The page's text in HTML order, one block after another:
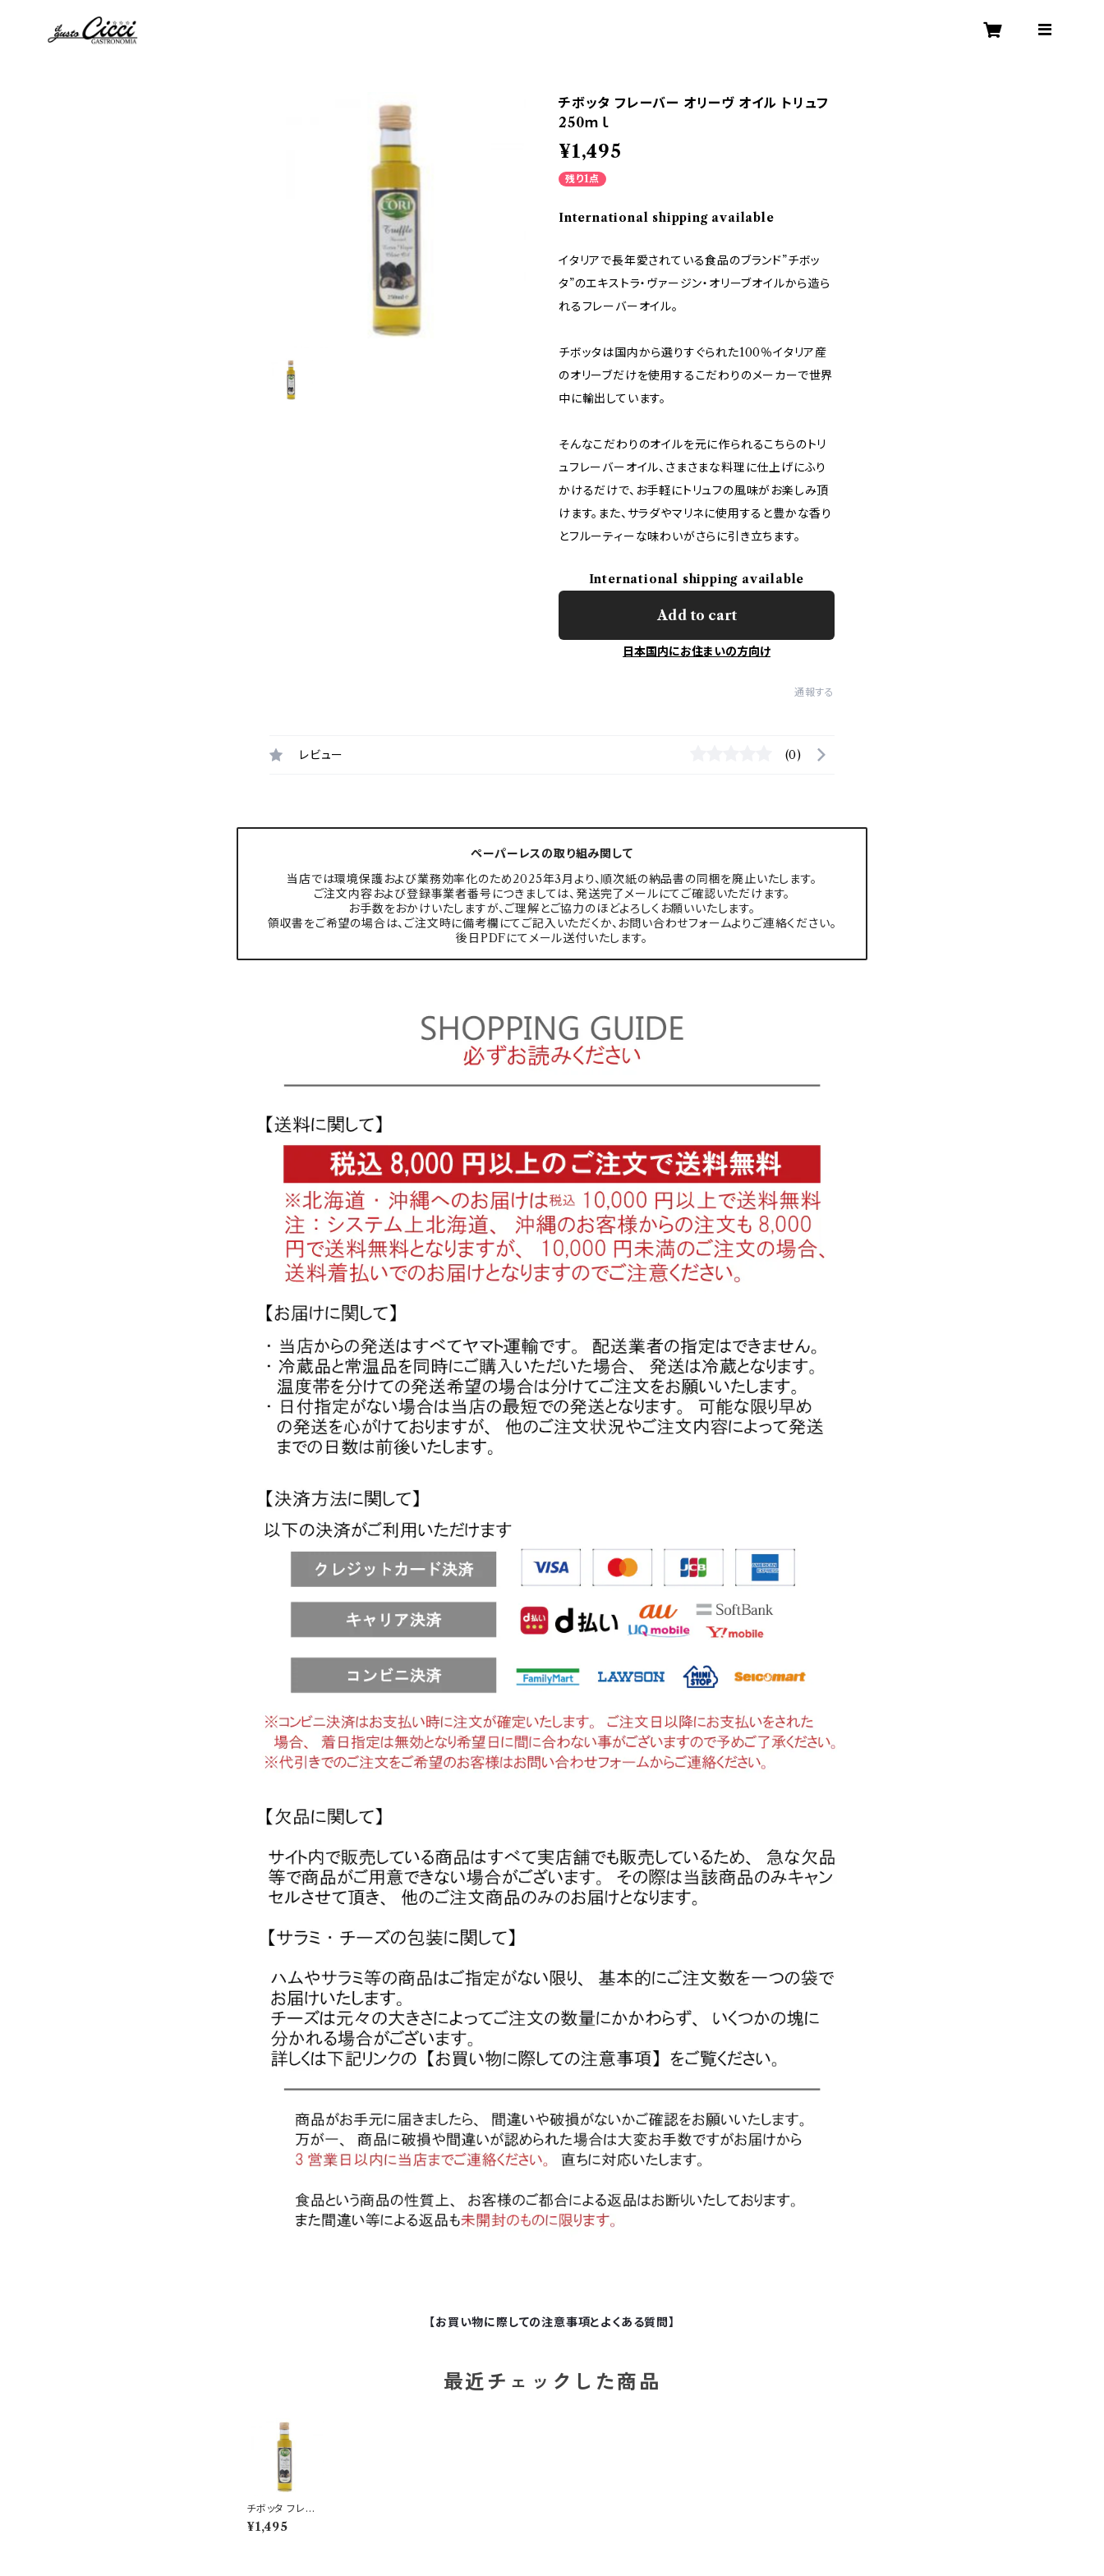
チボッタ フレーバー オリーヴ オイル トリュフ
250ｍｌ
¥1,495
残り1点
International shipping available
イタリアで長年愛されている食品のブランド”チボッ
タ”のエキストラ・ヴァージン・オリーブオイルから造ら
れるフレーバーオイル。
チボッタは国内から選りすぐられた100％イタリア産
のオリーブだけを使用するこだわりのメーカーで世界
中に輸出しています。
そんなこだわりのオイルを元に作られるこちらのトリ
ュフレーバーオイル、さまさまな料理に仕上げにふり
かけるだけで、お手軽にトリュフの風味がお楽しみ頂
けます。また、サラダやマリネに使用すると豊かな香り
とフルーティーな味わいがさらに引き立ちます。
International shipping available
Add to cart
日本国内にお住まいの方向け
通報する
レビュー (0)
ペーパーレスの取り組み関して
当店では環境保護および業務効率化のため2025年3月より、順次紙の納品書の同梱を廃止いたします。
ご注文内容および登録事業者番号につきましては、発送完了メールにてご確認いただけます。
お手数をおかけいたしますが、ご理解とご協力のほどよろしくお願いいたします。
領収書をご希望の場合は、ご注文時に備考欄にてご記入いただくか、お問い合わせフォームよりご連絡ください。
後日PDFにてメール送付いたします。
【お買い物に際しての注意事項とよくある質問】
最近チェックした商品
チボッタ フレー
バー オリーヴ オ
イル トリュフ250
¥1,495